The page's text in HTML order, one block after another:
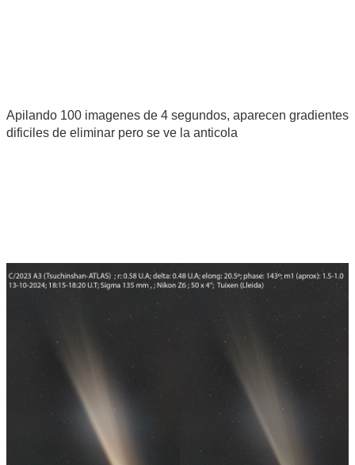
Apilando 100 imagenes de 4 segundos, aparecen gradientes
dificiles de eliminar pero se ve la anticola